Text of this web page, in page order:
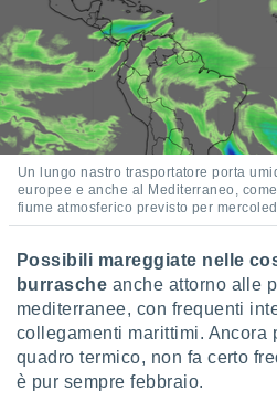
Un lungo nastro trasportatore porta
europee e anche al Mediterraneo,
fiume atmosferico previsto per
Possibili mareggiate nelle
burrasche anche attorno alle
mediterranee, con frequenti
collegamenti marittimi. Ancora
quadro termico, non fa certo
è pur sempre febbraio.